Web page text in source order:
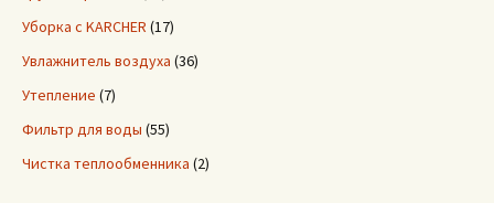
Уборка с KARCHER (17)
Увлажнитель воздуха (36)
Утепление (7)
Фильтр для воды (55)
Чистка теплообменника (2)